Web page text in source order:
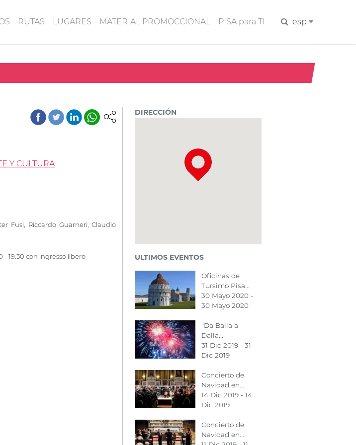
RUTAS LUGARES MATERIAL PROMOCCIONAL PISA para TI Buscaresp
Y CULTURA
Fusi, Riccardo Guarneri, Claudio
- 19.30 con ingresso libero
DIRECCIÓN
ULTIMOS EVENTOS
Oficinas de
Tursimo Pisa...
30 Mayo 2020 -
30 Mayo 2020
"Da Balla a
Dalla...
31 Dic 2019 - 31
Dic 2019
Concierto de
Navidad en...
14 Dic 2019 - 14
Dic 2019
Concierto de
Navidad en...